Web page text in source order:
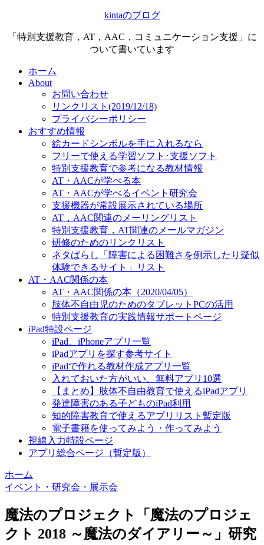
kintaのブログ
「特別支援教育，AT，AAC，コミュニケーション支援」に
ついて書いています
ホーム
About
お問い合わせ
リンクリスト(2019/12/18)
プライバシーポリシー
おすすめ情報
絵カードシンボルを手に入れるなら
フリーで使える学習ソフト･支援ソフト
特別支援教育で参考になる教材情報
AT・AACが学べる本
AT・AACが学べるイベント研究会
支援機器が常設展示されている場所
AT，AAC関連のメーリングリスト
特別支援教育，AT関連のメールマガジン
研修のためのリンクリスト
ネタばらし「障害による困難さを例示したり疑似
体験できるサイト」リスト
AT・AAC関係の本
AT・AAC関係の本（2020/04/05）
肢体不自由児のためのタブレットPCの活用
特別支援教育の実践情報サポートページ
iPad特設ページ
iPad、iPhoneアプリ一覧
iPadアプリを探す参考サイト
iPadで作れる教材作成アプリ一覧
入れておいた方がいい、無料アプリ10選
【まとめ】肢体不自由教育で使えるiPadアプリ
発達障害のある子どものiPad利用
知的障害教育で使えるアプリリスト暫定版
電子書籍を使ってみよう・作ってみよう
視線入力特設ページ
アプリ総合ページ（暫定版）
ホーム
イベント・研究会・展示会
魔法のプロジェクト「魔法のプロジェ
クト 2018 ～魔法のダイアリー～」研究